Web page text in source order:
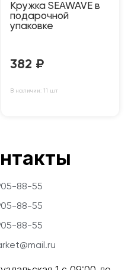
Кружка SEAWAVE в
подарочной
упаковке
382 ₽
В наличии: 11 шт
88-55
88-55
88-55